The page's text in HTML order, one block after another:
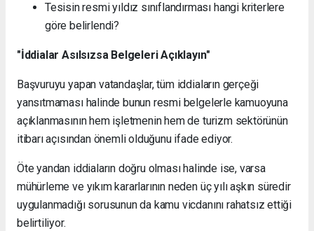
Tesisin resmi yıldız sınıflandırması hangi kriterlere
göre belirlendi?
"İddialar Asılsızsa Belgeleri Açıklayın"
Başvuruyu yapan vatandaşlar, tüm iddiaların gerçeği
yansıtmaması halinde bunun resmi belgelerle kamuoyuna
açıklanmasının hem işletmenin hem de turizm sektörünün
itibarı açısından önemli olduğunu ifade ediyor.
Öte yandan iddiaların doğru olması halinde ise, varsa
mühürleme ve yıkım kararlarının neden üç yılı aşkın süredir
uygulanmadığı sorusunun da kamu vicdanını rahatsız ettiği
belirtiliyor.